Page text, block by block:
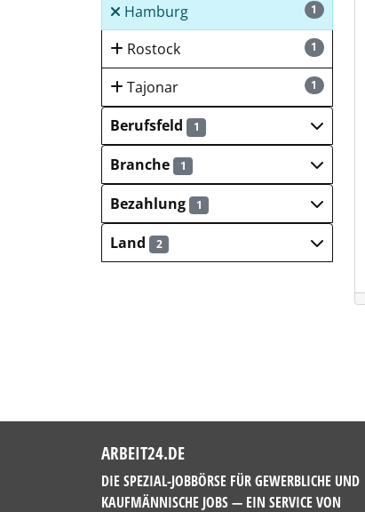
1
Hamburg
1
Rostock
1
Tajonar
Berufsfeld
1
Branche 1
Bezahlung 1
Land 2
ARBEIT24.DE
DIE SPEZIAL-JOBBÖRSE FÜR GEWERBLICHE UND
KAUFMÄNNISCHE JOBS — EIN SERVICE VON